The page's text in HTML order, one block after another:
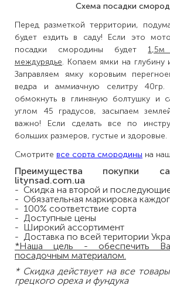
Схема посадки
Перед разметкой территории,
будет ездить в саду! Если это
посадки смородины будет
междурядье. Копаем ямки на
Заправляем ямку коровьим
ведра и аммиачную селитру 40гр.
обмокнуть в глиняную болтушку и
углом 45 градусов, засыпаем
важно! Если сделать все по
больших размеров, густые и здоровые.
Смотрите все сорта смородины на
Преимущества
litynsad.com.ua
- Скидка на второй и последующие
- Обязательная маркировка
- 100% соответствие сорта
- Доступные цены
- Широкий ассортимент
- Доставка по всей територии
*Наша цель - обеспечить
посадочным материалом.
* Скидка действует на все
грецкого ореха и фундука